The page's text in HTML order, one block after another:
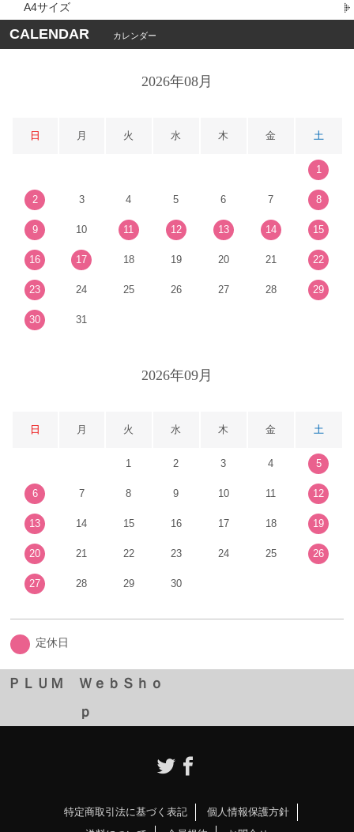
A4サイズ
CALENDAR カレンダー
2026年08月
日 月 火 水 木 金 土
1
2 3 4 5 6 7 8
9 10 11 12 13 14 15
16 17 18 19 20 21 22
23 24 25 26 27 28 29
30 31
2026年09月
日 月 火 水 木 金 土
1 2 3 4 5
6 7 8 9 10 11 12
13 14 15 16 17 18 19
20 21 22 23 24 25 26
27 28 29 30
定休日
ＰＬＵＭ ＷｅｂＳｈｏ
ｐ
特定商取引法に基づく表記
個人情報保護方針